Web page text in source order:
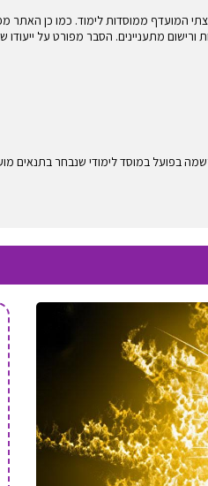
המועדף ממוסדות לימוד. כמו כן האתר
ורישום מתעניינים. הסבר מפורט על